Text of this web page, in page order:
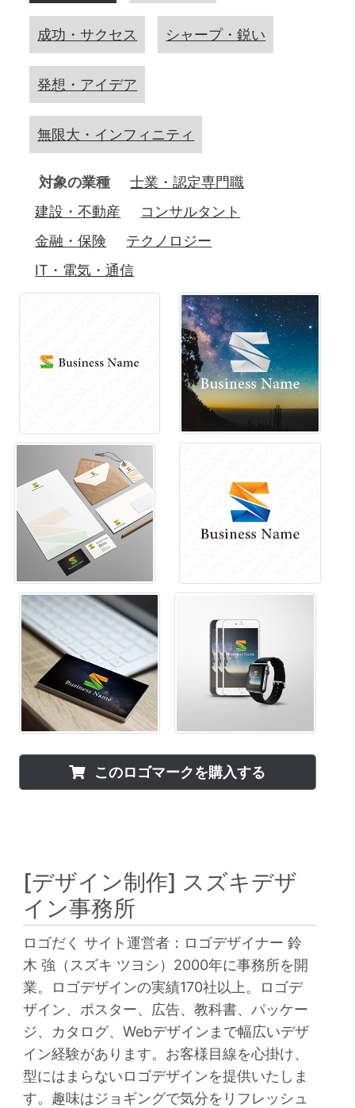
成功・サクセス シャープ・鋭い
発想・アイデア
無限大・インフィニティ
対象の業種
士業・認定専門職
建設・不動産
コンサルタント
金融・保険
テクノロジー
IT・電気・通信
このロゴマークを購入する
[デザイン制作] スズキデザ
イン事務所
ロゴだく サイト運営者：ロゴデザイナー 鈴
木 強（スズキ ツヨシ）2000年に事務所を開
業。ロゴデザインの実績170社以上。ロゴデ
ザイン、ポスター、広告、教科書、パッケー
ジ、カタログ、Webデザインまで幅広いデザ
イン経験があります。お客様目線を心掛け、
型にはまらないロゴデザインを提供いたしま
す。趣味はジョギングで気分をリフレッシュ